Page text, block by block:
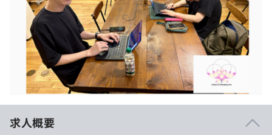
就活成功ガイド
プラン
個人向けプラン
法人向けプラン
契約内容・クーポン
求人概要